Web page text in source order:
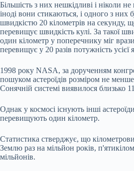
Більшість з них нешкідливі і ніколи
іноді вони стикаються, і одного з них
швидкістю 20 кілометрів на секунду,
перевищує швидкість кулі. За такої
один кілометр у поперечнику міг
перевищує у 20 разів потужність усієї
1998 року NASA, за дорученням
пошуком астероїдів розміром не
Сонячній системі виявилося близько
Однак у космосі існують інші
перевищують один кілометр.
Статистика стверджує, що
Землю раз на мільйон років,
мільйонів.